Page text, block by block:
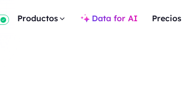
Productos Data for AI Precios